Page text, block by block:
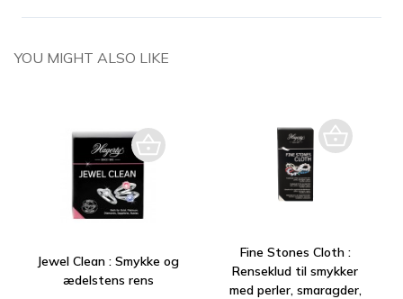
YOU MIGHT ALSO LIKE
Jewel Clean : Smykke og
ædelstens rens
Fine Stones Cloth :
Renseklud til smykker
med perler, smaragder,